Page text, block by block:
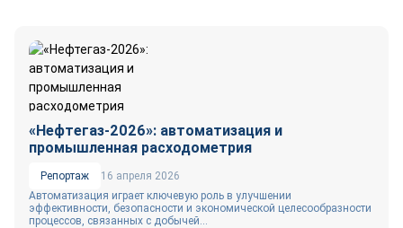
«Нефтегаз-2026»: автоматизация и
промышленная расходометрия
Репортаж
16 апреля 2026
Автоматизация играет ключевую роль в улучшении
эффективности, безопасности и экономической целесообразности
процессов, связанных с добычей...